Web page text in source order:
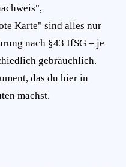
Karte" sind alles nur
nach §43 IfSG – je
gebräuchlich.
das du hier in
machst.